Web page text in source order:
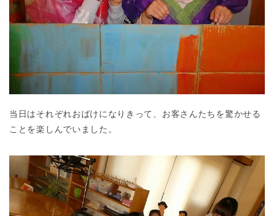
千葉県 千葉県 全域
兵庫県 兵庫県 全域
当日はそれぞれおばけになりきって、お客さんたちを驚かせる
ことを楽しんでいました。